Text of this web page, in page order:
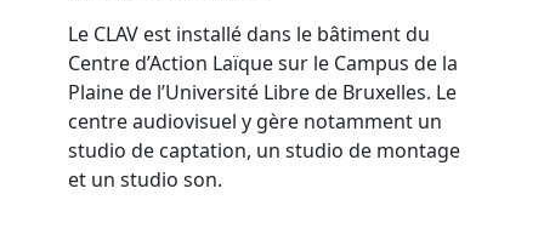
Le CLAV est installé dans le bâtiment du
Centre d’Action Laïque sur le Campus de la
Plaine de l’Université Libre de Bruxelles. Le
centre audiovisuel y gère notamment un
studio de captation, un studio de montage
et un studio son.